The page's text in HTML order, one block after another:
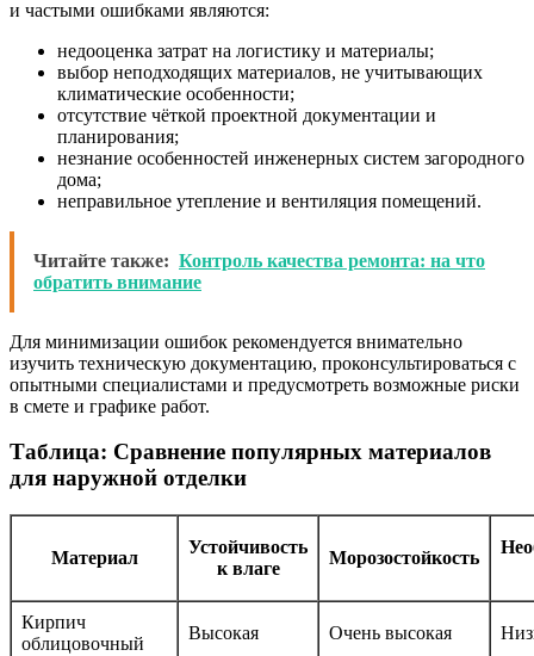
и частыми ошибками являются:
недооценка затрат на логистику и материалы;
выбор неподходящих материалов, не учитывающих
климатические особенности;
отсутствие чёткой проектной документации и
планирования;
незнание особенностей инженерных систем загородного
дома;
неправильное утепление и вентиляция помещений.
Читайте также: Контроль качества ремонта: на что
обратить внимание
Для минимизации ошибок рекомендуется внимательно
изучить техническую документацию, проконсультироваться с
опытными специалистами и предусмотреть возможные риски
в смете и графике работ.
Таблица: Сравнение популярных материалов
для наружной отделки
Материал
Устойчивость
к влаге
Морозостойкость
Кирпич
облицовочный
Высокая Очень высокая